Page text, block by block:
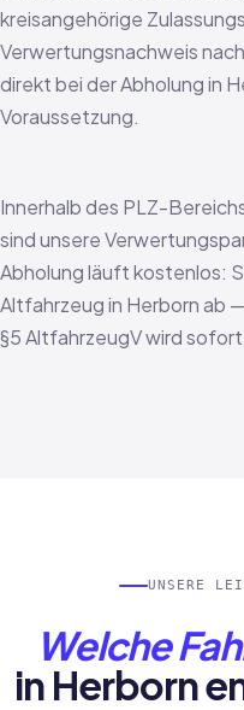
kreisangehörige
Verwertungsnachweis
direkt bei der Abholung in
Voraussetzung.
Innerhalb des PLZ-
sind unsere
Abholung läuft kostenlos:
Altfahrzeug in Herborn ab
§5 AltfahrzeugV wird
UNSERE
Welche
in Herborn